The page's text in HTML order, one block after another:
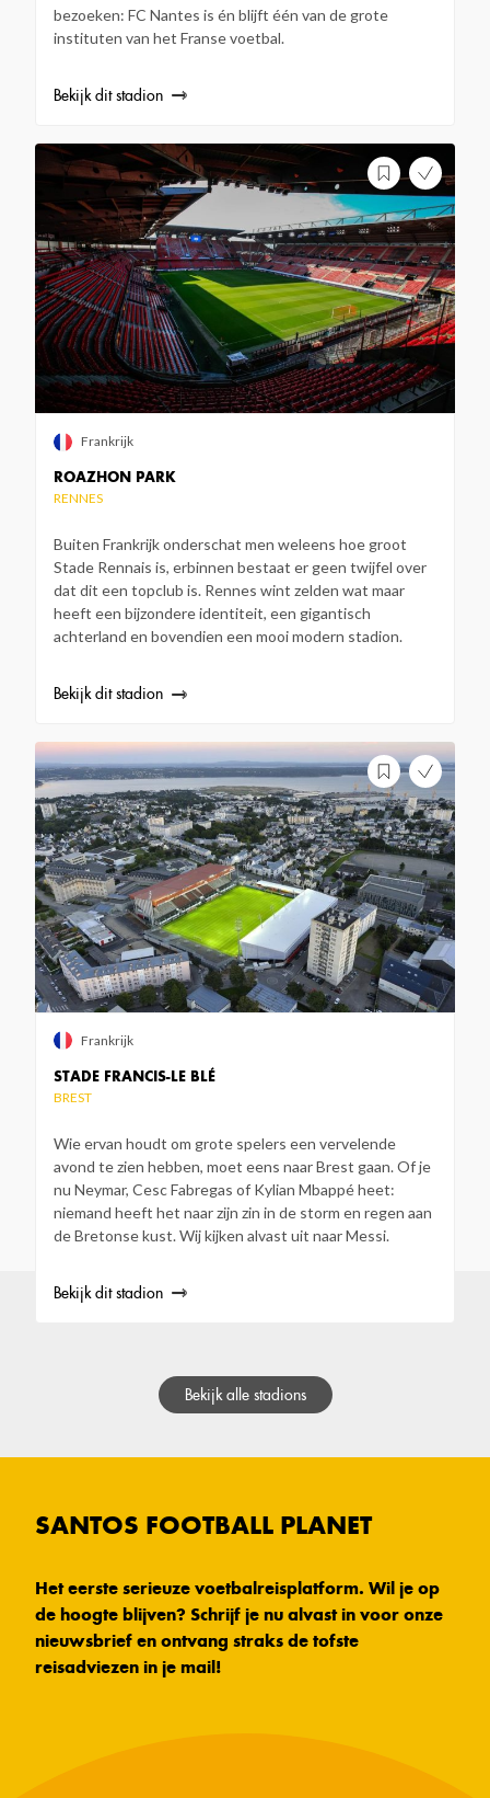
bezoeken: FC Nantes is én blijft één van de grote
instituten van het Franse voetbal.
Bekijk dit stadion
ROAZHON PARK
RENNES
Buiten Frankrijk onderschat men weleens hoe groot
Stade Rennais is, erbinnen bestaat er geen twijfel over
dat dit een topclub is. Rennes wint zelden wat maar
heeft een bijzondere identiteit, een gigantisch
achterland en bovendien een mooi modern stadion.
Frankrijk
Bekijk dit stadion
STADE FRANCIS-LE BLÉ
BREST
Wie ervan houdt om grote spelers een vervelende
avond te zien hebben, moet eens naar Brest gaan. Of je
nu Neymar, Cesc Fabregas of Kylian Mbappé heet:
niemand heeft het naar zijn zin in de storm en regen aan
de Bretonse kust. Wij kijken alvast uit naar Messi.
Frankrijk
Bekijk dit stadion
Bekijk alle stadions
SANTOS FOOTBALL PLANET
Het eerste serieuze voetbalreisplatform. Wil je op
de hoogte blijven? Schrijf je nu alvast in voor onze
nieuwsbrief en ontvang straks de tofste
reisadviezen in je mail!